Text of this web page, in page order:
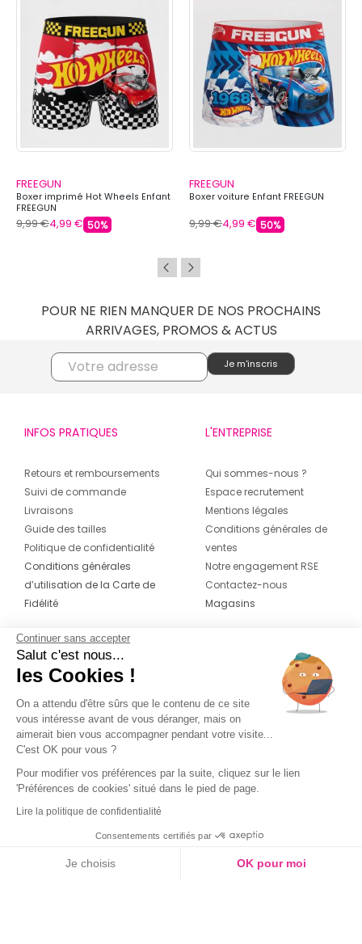
FREEGUN
Boxer imprimé Hot Wheels Enfant
FREEGUN
9,99 €4,99 € 50%
FREEGUN
Boxer voiture Enfant FREEGUN
9,99 €4,99 € 50%
POUR NE RIEN MANQUER DE NOS PROCHAINS
ARRIVAGES, PROMOS & ACTUS
INFOS PRATIQUES
Retours et remboursements
Suivi de commande
Livraisons
Guide des tailles
Politique de confidentialité
Conditions générales
d’utilisation de la Carte de
Fidélité
L'ENTREPRISE
Qui sommes-nous ?
Espace recrutement
Mentions légales
Conditions générales de
ventes
Notre engagement RSE
Contactez-nous
Magasins
CONTACT
04 42 20 78 42
Du lundi au jeudi de 8h30 à 16h30 & le
vendredi de 8h30 à 15h30
Continuer sans accepter
Salut c'est nous...
les Cookies !
On a attendu d'être sûrs que le contenu de ce site
vous intéresse avant de vous déranger, mais on
aimerait bien vous accompagner pendant votre visite...
C'est OK pour vous ?
Pour modifier vos préférences par la suite, cliquez sur le lien
'Préférences de cookies' situé dans le pied de page.
Lire la politique de confidentialité
Consentements certifiés par
Je choisis OK pour moi